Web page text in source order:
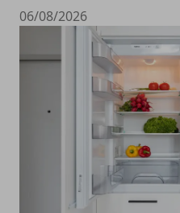
06/08/2026